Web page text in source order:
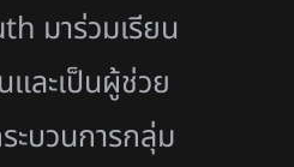
มาร่วมเรียน
ละเป็นผู้ช่วย
ะบวนการกลุ่ม